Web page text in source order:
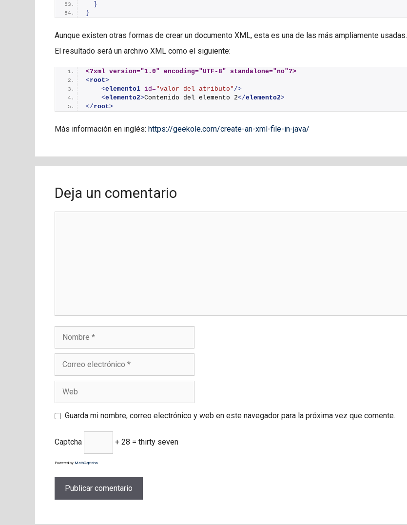
}
}
Aunque existen otras formas de crear un documento XML, esta es una de las más ampliamente usadas.
El resultado será un archivo XML como el siguiente:
<?xml version="1.0" encoding="UTF-8" standalone="no"?>
<root>
<elemento1 id="valor del atributo" />
<elemento2>Contenido del elemento 2</elemento2>
</root>
Más información en inglés: https://geekole.com/create-an-xml-file-in-java/
Deja un comentario
Nombre
Correo
electrónico
Web
Guarda mi nombre, correo electrónico y web en este navegador para la próxima vez que comente.
Captcha + 28 = thirty seven
Powered by MathCaptcha